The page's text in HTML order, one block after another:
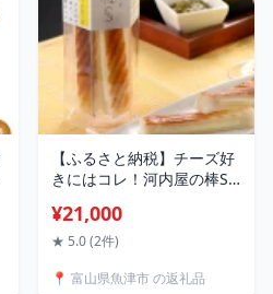
【ふるさと納税】チーズ好
きにはコレ！河内屋の棒S
【お中元】｜ 乳製品 加工
食品 チーズ スティック 人
海道・沖縄・離島への配送
¥21,000
★ 5.0 (2件)
📍 富山県魚津市 の返礼品